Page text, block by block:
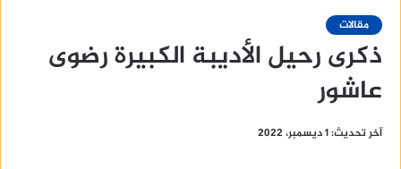
مقالات
ذكرى رحيل الأديبة الكبيرة رضوى
عاشور
آخر تحديث: 1 ديسمبر، 2022